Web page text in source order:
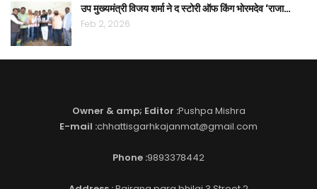
उप मुख्यमंत्री विजय शर्मा ने द स्टोरी ऑफ किंग भोरमदेव ‘राजा…
Feb 2, 2026
Owner & amp; Editor :Pushpa Mishra
E-mail :chhattisgarhkajanmat@gmail.com
Phone :9893378442